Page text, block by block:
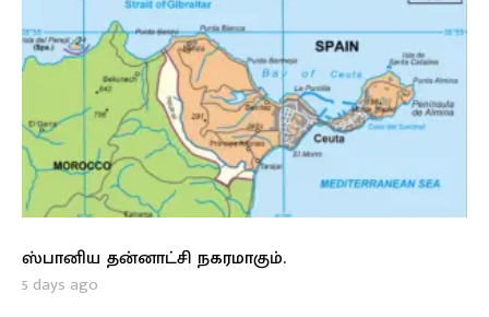
ஸ்பானிய தன்னாட்சி நகரமாகும்.
5 days ago